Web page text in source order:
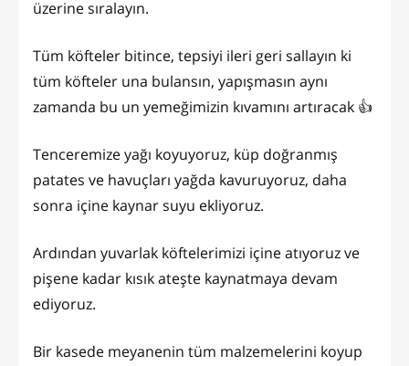
üzerine sıralayın.
Tüm köfteler bitince, tepsiyi ileri geri sallayın ki
tüm köfteler una bulansın, yapışmasın aynı
zamanda bu un yemeğimizin kıvamını artıracak 👍
Tenceremize yağı koyuyoruz, küp doğranmış
patates ve havuçları yağda kavuruyoruz, daha
sonra içine kaynar suyu ekliyoruz.
Ardından yuvarlak köftelerimizi içine atıyoruz ve
pişene kadar kısık ateşte kaynatmaya devam
ediyoruz.
Bir kasede meyanenin tüm malzemelerini koyup